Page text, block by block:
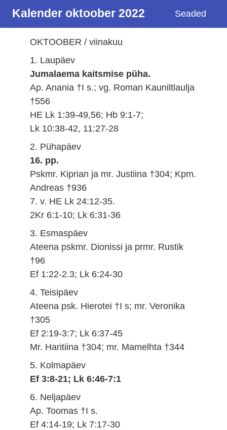
Kalender oktoober 2022 Seaded
OKTOOBER / viinakuu
1. Laupäev
Jumalaema kaitsmise püha.
Ap. Anania †I s.; vg. Roman Kauniltlaulja
†556
HE Lk 1:39-49,56; Hb 9:1-7;
Lk 10:38-42, 11:27-28
2. Pühapäev
16. pp.
Pskmr. Kiprian ja mr. Justiina †304; Kpm.
Andreas †936
7. v. HE Lk 24:12-35.
2Kr 6:1-10; Lk 6:31-36
3. Esmaspäev
Ateena pskmr. Dionissi ja prmr. Rustik
†96
Ef 1:22-2.3; Lk 6:24-30
4. Teisipäev
Ateena psk. Hierotei †I s; mr. Veronika
†305
Ef 2:19-3:7; Lk 6:37-45
Mr. Haritiina †304; mr. Mamelhta †344
5. Kolmapäev
Ef 3:8-21; Lk 6:46-7:1
6. Neljapäev
Ap. Toomas †I s.
Ef 4:14-19; Lk 7:17-30